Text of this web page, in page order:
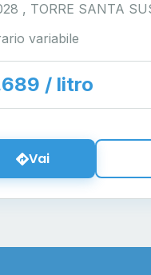
, TORRE SANTA
variabile
/ litro
Vai